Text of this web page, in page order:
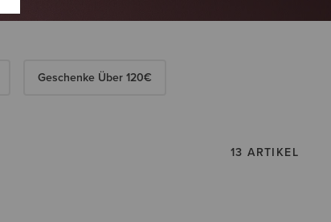
Geschenke Über 120€
13 ARTIKEL